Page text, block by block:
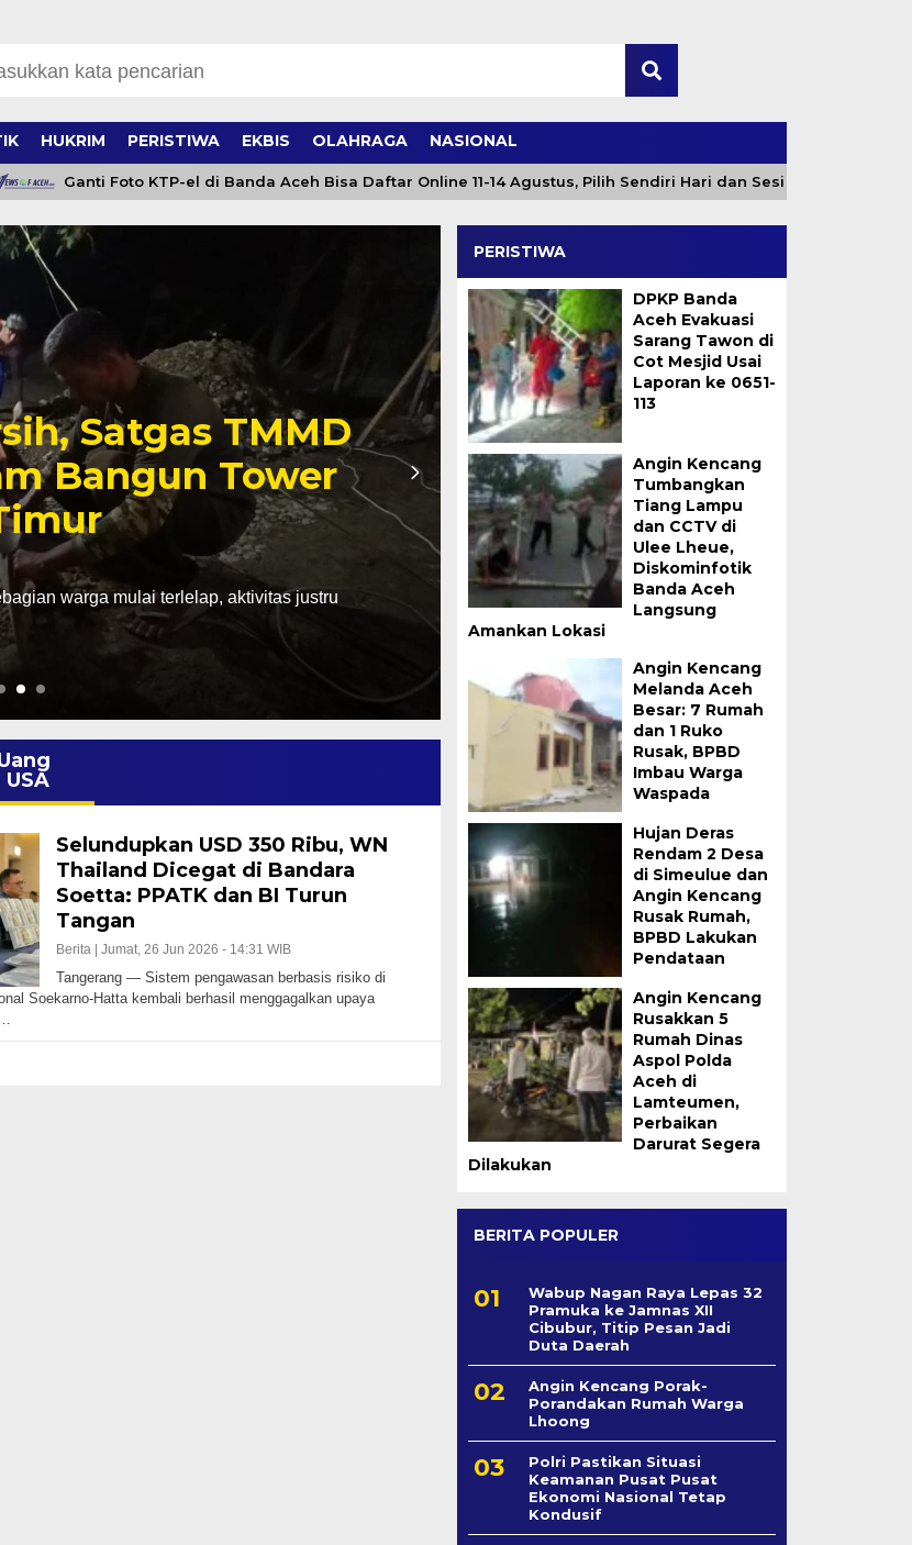
HUKRIM PERISTIWA EKBIS OLAHRAGA NASIONAL
Ganti Foto KTP-el di Banda Aceh Bisa Daftar Online 11-14 Agustus, Pilih Sendiri Hari dan Sesi
Satgas TMMD
Bangun Tower
warga mulai terlelap, aktivitas justru
Kejar Target! Satgas
Selatan Tancap Gas
Sabtu, 8 Agu 2026 - 13:38 WIB
ACEH SELATAN – Waktu terus berjalan. Target tak
menantang, Satgas…
Selundupkan USD 350 Ribu, WN
Thailand Dicegat di Bandara
Soetta: PPATK dan BI Turun
Tangan
Berita | Jumat, 26 Jun 2026 - 14:31 WIB
Tangerang — Sistem pengawasan berbasis risiko di
Soekarno-Hatta kembali berhasil menggagalkan upaya
PERISTIWA
DPKP Banda
Aceh Evakuasi
Sarang Tawon di
Cot Mesjid Usai
Laporan ke 0651-
113
Angin Kencang
Tumbangkan
Tiang Lampu
dan CCTV di
Ulee Lheue,
Diskominfotik
Banda Aceh
Langsung
Amankan Lokasi
Angin Kencang
Melanda Aceh
Besar: 7 Rumah
dan 1 Ruko
Rusak, BPBD
Imbau Warga
Waspada
Hujan Deras
Rendam 2 Desa
di Simeulue dan
Angin Kencang
Rusak Rumah,
BPBD Lakukan
Pendataan
Angin Kencang
Rusakkan 5
Rumah Dinas
Aspol Polda
Aceh di
Lamteumen,
Perbaikan
Darurat Segera
Dilakukan
BERITA POPULER
Wabup Nagan Raya Lepas 32
Pramuka ke Jamnas XII
Cibubur, Titip Pesan Jadi
Duta Daerah
Angin Kencang Porak-
Porandakan Rumah Warga
Lhoong
Polri Pastikan Situasi
Keamanan Pusat Pusat
Ekonomi Nasional Tetap
Kondusif